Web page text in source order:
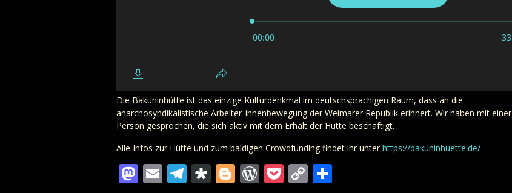
Die Bakuninhütte ist das einzige Kulturdenkmal im deutschsprachigen Raum, dass an die
anarchosyndikalistische Arbeiter_innenbewegung der Weimarer Republik erinnert. Wir haben mit einer
Person gesprochen, die sich aktiv mit dem Erhalt der Hütte beschäftigt.
Alle Infos zur Hütte und zum baldigen Crowdfunding findet ihr unter https://bakuninhuette.de/
Mastodon
EmailTelegram
Diaspora
Blogger
WordPress
Pocket
Copy